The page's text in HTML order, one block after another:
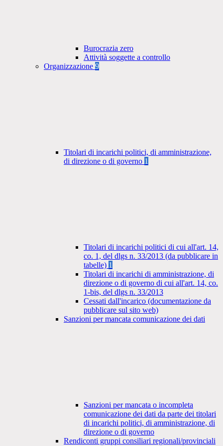
Burocrazia zero
Attività soggette a controllo
Organizzazione 9
Titolari di incarichi politici, di amministrazione,
di direzione o di governo 1
Titolari di incarichi politici di cui all'art. 14,
co. 1, del dlgs n. 33/2013 (da pubblicare in
tabelle) 1
Titolari di incarichi di amministrazione, di
direzione o di governo di cui all'art. 14, co.
1-bis, del dlgs n. 33/2013
Cessati dall'incarico (documentazione da
pubblicare sul sito web)
Sanzioni per mancata comunicazione dei dati
Sanzioni per mancata o incompleta
comunicazione dei dati da parte dei titolari
di incarichi politici, di amministrazione, di
direzione o di governo
Rendiconti gruppi consiliari regionali/provinciali